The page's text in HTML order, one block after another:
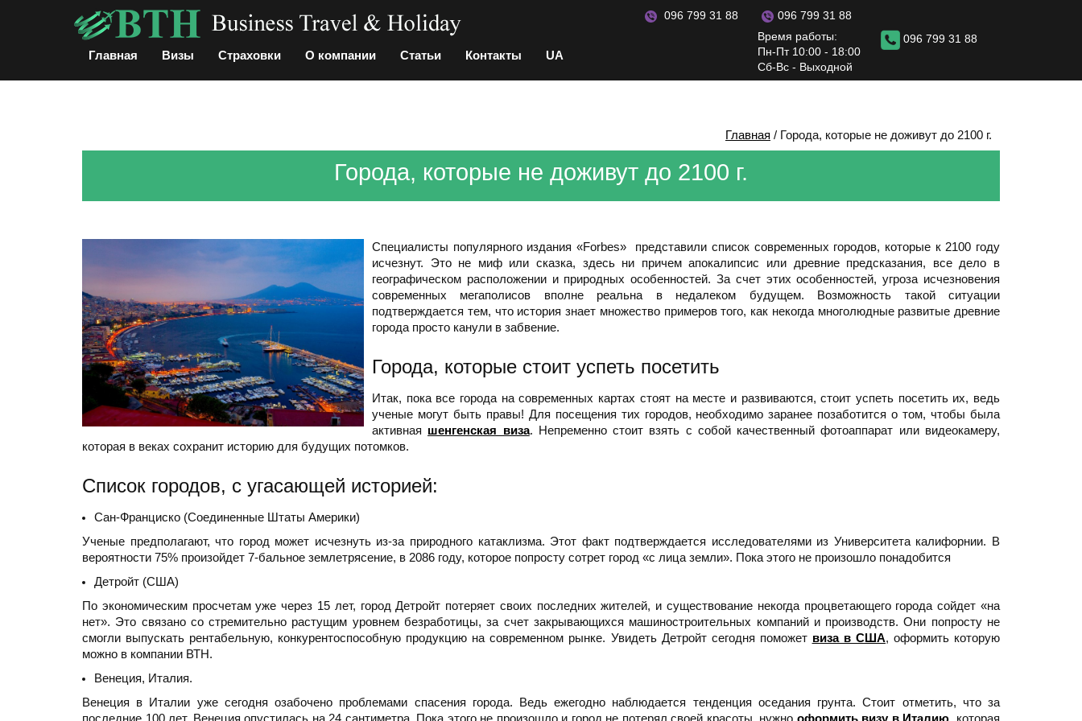
Главная Визы Страховки О компании Статьи Контакты UA
096 799 31 88
096 799 31 88
Время работы:
Пн-Пт 10:00 - 18:00
Сб-Вс - Выходной
096 799 31 88
Главная / Города, которые не доживут до 2100 г.
Города, которые не доживут до 2100 г.
Специалисты популярного издания «Forbes» представили список современных городов, которые к 2100 году
исчезнут. Это не миф или сказка, здесь ни причем апокалипсис или древние предсказания, все дело в
географическом расположении и природных особенностей. За счет этих особенностей, угроза исчезновения
современных мегаполисов вполне реальна в недалеком будущем. Возможность такой ситуации
подтверждается тем, что история знает множество примеров того, как некогда многолюдные развитые древние
города просто канули в забвение.
Города, которые стоит успеть посетить
Итак, пока все города на современных картах стоят на месте и развиваются, стоит успеть посетить их, ведь
ученые могут быть правы! Для посещения тих городов, необходимо заранее позаботится о том, чтобы была
активная шенгенская виза. Непременно стоит взять с собой качественный фотоаппарат или видеокамеру,
которая в веках сохранит историю для будущих потомков.
Список городов, с угасающей историей:
Сан-Франциско (Соединенные Штаты Америки)
Ученые предполагают, что город может исчезнуть из-за природного катаклизма. Этот факт подтверждается исследователями из Университета калифорнии. В
вероятности 75% произойдет 7-бальное землетрясение, в 2086 году, которое попросту сотрет город «с лица земли». Пока этого не произошло понадобится
Детройт (США)
По экономическим просчетам уже через 15 лет, город Детройт потеряет своих последних жителей, и существование некогда процветающего города сойдет «на
нет». Это связано со стремительно растущим уровнем безработицы, за счет закрывающихся машиностроительных компаний и производств. Они попросту не
смогли выпускать рентабельную, конкурентоспособную продукцию на современном рынке. Увидеть Детройт сегодня поможет виза в США, оформить которую
можно в компании ВТН.
Венеция, Италия.
Венеция в Италии уже сегодня озабочено проблемами спасения города. Ведь ежегодно наблюдается тенденция оседания грунта. Стоит отметить, что за